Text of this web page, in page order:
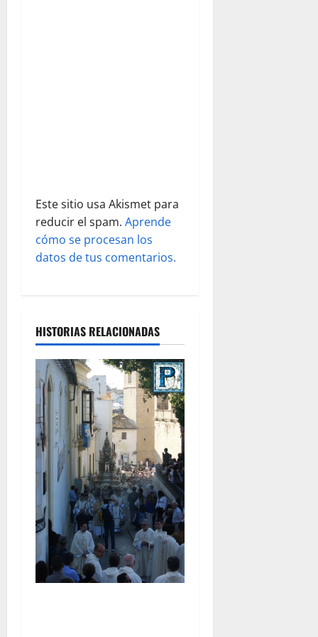
a
s
Este sitio usa Akismet para
reducir el spam. Aprende
cómo se procesan los
datos de tus comentarios.
HISTORIAS RELACIONADAS